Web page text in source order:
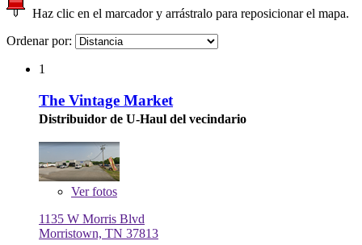
Haz clic en el marcador y arrástralo para reposicionar el mapa.
Ordenar por:
1
The Vintage Market
Distribuidor de U-Haul del vecindario
Verfotos
1135 W Morris Blvd
Morristown, TN 37813